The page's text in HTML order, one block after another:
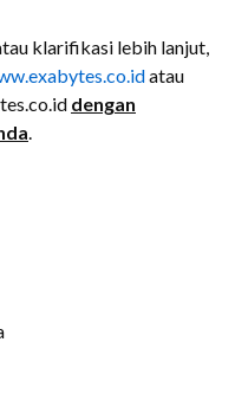
klarifikasi lebih lanjut,
atau
dengan
.